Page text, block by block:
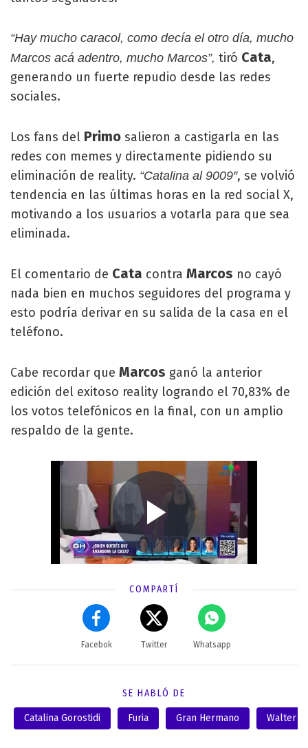
“Hay mucho caracol, como decía el otro día, mucho
Marcos acá adentro, mucho Marcos”, tiró Cata,
generando un fuerte repudio desde las redes
sociales.
Los fans del Primo salieron a castigarla en las
redes con memes y directamente pidiendo su
eliminación de reality. “Catalina al 9009″, se volvió
tendencia en las últimas horas en la red social X,
motivando a los usuarios a votarla para que sea
eliminada.
El comentario de Cata contra Marcos no cayó
nada bien en muchos seguidores del programa y
esto podría derivar en su salida de la casa en el
teléfono.
Cabe recordar que Marcos ganó la anterior
edición del exitoso reality logrando el 70,83% de
los votos telefónicos en la final, con un amplio
respaldo de la gente.
COMPARTÍ
Facebok Twitter Whatsapp
SE HABLÓ DE
Catalina Gorostidi Furia Gran Hermano Walter